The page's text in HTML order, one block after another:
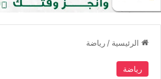
الرئيسية / رياضة
رياضة